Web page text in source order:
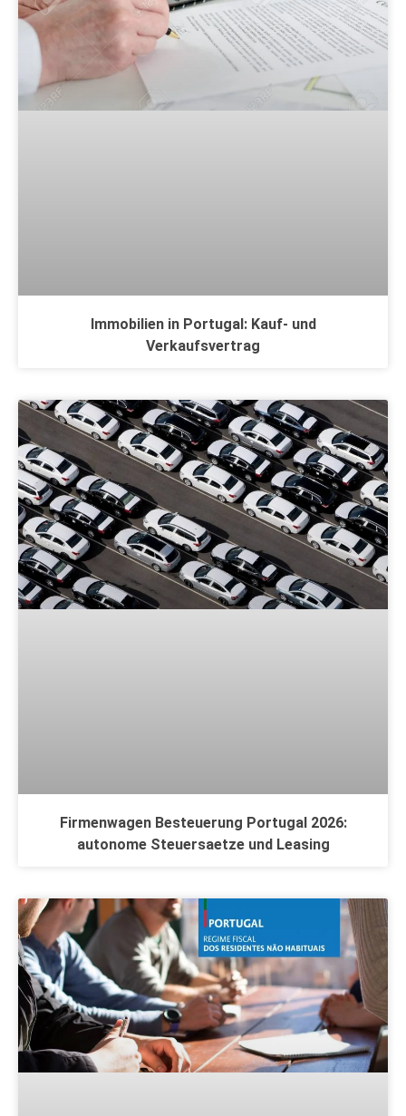
Immobilien in Portugal: Kauf- und
Verkaufsvertrag
Firmenwagen Besteuerung Portugal 2026:
autonome Steuersaetze und Leasing